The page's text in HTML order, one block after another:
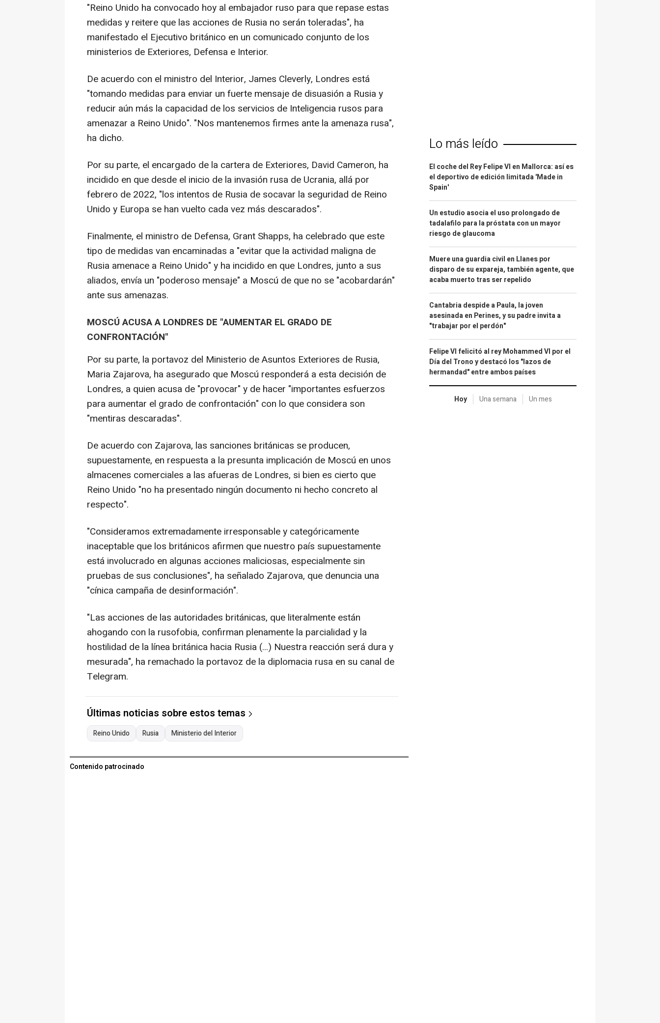
"Reino Unido ha convocado hoy al embajador ruso para que repase estas
medidas y reitere que las acciones de Rusia no serán toleradas", ha
manifestado el Ejecutivo británico en un comunicado conjunto de los
ministerios de Exteriores, Defensa e Interior.
De acuerdo con el ministro del Interior, James Cleverly, Londres está
"tomando medidas para enviar un fuerte mensaje de disuasión a Rusia y
reducir aún más la capacidad de los servicios de Inteligencia rusos para
amenazar a Reino Unido". "Nos mantenemos firmes ante la amenaza rusa",
ha dicho.
Por su parte, el encargado de la cartera de Exteriores, David Cameron, ha
incidido en que desde el inicio de la invasión rusa de Ucrania, allá por
febrero de 2022, "los intentos de Rusia de socavar la seguridad de Reino
Unido y Europa se han vuelto cada vez más descarados".
Finalmente, el ministro de Defensa, Grant Shapps, ha celebrado que este
tipo de medidas van encaminadas a "evitar que la actividad maligna de
Rusia amenace a Reino Unido" y ha incidido en que Londres, junto a sus
aliados, envía un "poderoso mensaje" a Moscú de que no se "acobardarán"
ante sus amenazas.
MOSCÚ ACUSA A LONDRES DE "AUMENTAR EL GRADO DE
CONFRONTACIÓN"
Por su parte, la portavoz del Ministerio de Asuntos Exteriores de Rusia,
Maria Zajarova, ha asegurado que Moscú responderá a esta decisión de
Londres, a quien acusa de "provocar" y de hacer "importantes esfuerzos
para aumentar el grado de confrontación" con lo que considera son
"mentiras descaradas".
De acuerdo con Zajarova, las sanciones británicas se producen,
supuestamente, en respuesta a la presunta implicación de Moscú en unos
almacenes comerciales a las afueras de Londres, si bien es cierto que
Reino Unido "no ha presentado ningún documento ni hecho concreto al
respecto".
"Consideramos extremadamente irresponsable y categóricamente
inaceptable que los británicos afirmen que nuestro país supuestamente
está involucrado en algunas acciones maliciosas, especialmente sin
pruebas de sus conclusiones", ha señalado Zajarova, que denuncia una
"cínica campaña de desinformación".
"Las acciones de las autoridades británicas, que literalmente están
ahogando con la rusofobia, confirman plenamente la parcialidad y la
hostilidad de la línea británica hacia Rusia (...) Nuestra reacción será dura y
mesurada", ha remachado la portavoz de la diplomacia rusa en su canal de
Telegram.
Últimas noticias sobre estos temas
Reino Unido Rusia Ministerio del Interior
Contenido patrocinado
Lo más leído
El coche del Rey Felipe VI en Mallorca: así es
el deportivo de edición limitada 'Made in
Spain'
Un estudio asocia el uso prolongado de
tadalafilo para la próstata con un mayor
riesgo de glaucoma
Muere una guardia civil en Llanes por
disparo de su expareja, también agente, que
acaba muerto tras ser repelido
Cantabria despide a Paula, la joven
asesinada en Perines, y su padre invita a
"trabajar por el perdón"
Felipe VI felicitó al rey Mohammed VI por el
Día del Trono y destacó los "lazos de
hermandad" entre ambos países
Hoy Una semana Un mes